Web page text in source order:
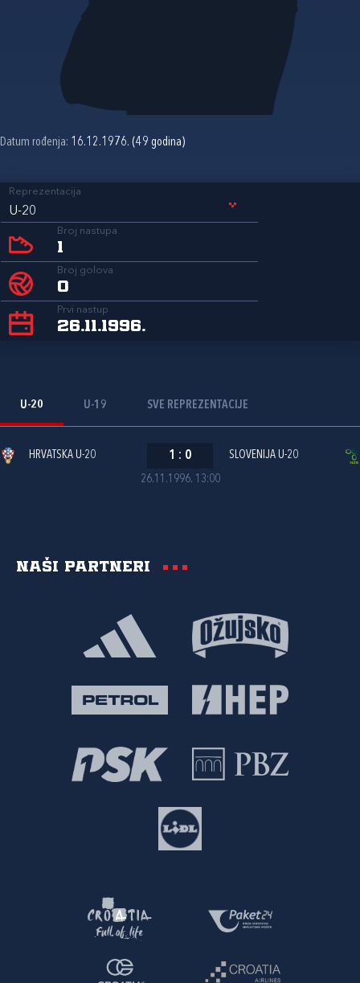
Datum rođenja: 16.12.1976. (49 godina)
Reprezentacija
U-20
Broj nastupa
1
Broj golova
0
Prvi nastup
26.11.1996.
U-20 U-19 SVE REPREZENTACIJE
26.11.1996. 13:00
HRVATSKA U-20 1 : 0 SLOVENIJA U-20
Naši partneri